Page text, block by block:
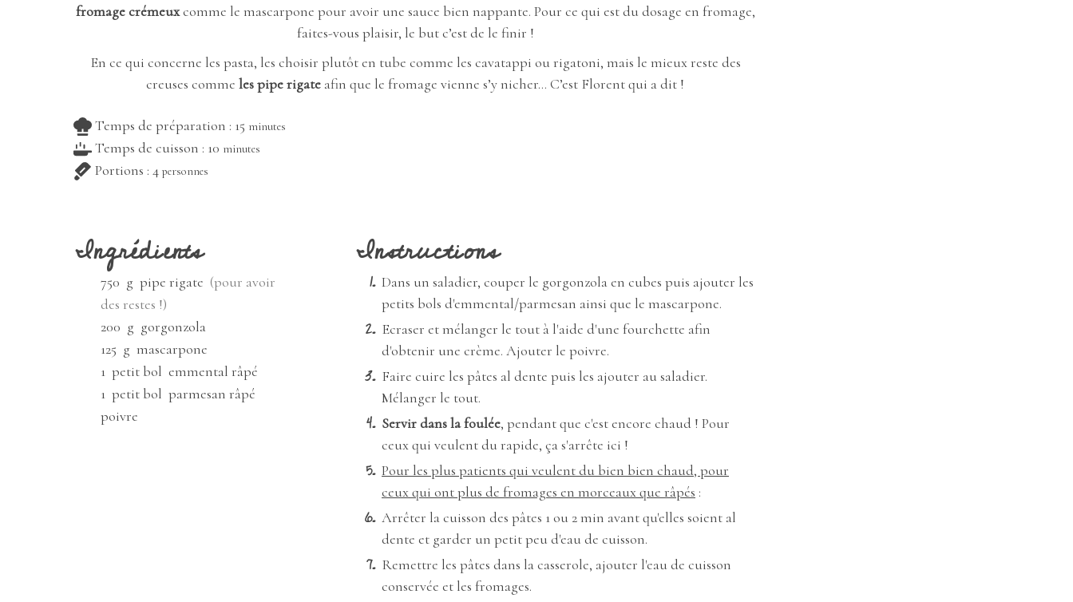
fromage crémeuxcomme le mascarpone pour avoir une sauce bien nappante. Pour ce qui est du dosage en fromage,
faites-vous plaisir, le but c’est de le finir !
En ce qui concerne les pasta, les choisir plutôt en tube comme les cavatappi ou rigatoni, mais le mieux reste des
creuses commeles pipe rigate afin que le fromage vienne s’y nicher… C’est Florent qui a dit !
Temps de préparation : 15 minutes
minutes
Temps de cuisson : 10 minutes
minutes
Portions :4 personnes
Ingrédients
750 g pipe rigate (pour avoir
des restes !)
200 g gorgonzola
125 g mascarpone
1 petit bol emmental râpé
1 petit bol parmesan râpé
poivre
Instructions
Dans un saladier, couper le gorgonzola en cubes puis ajouter les
petits bols d'emmental/parmesan ainsi que le mascarpone.
Ecraser et mélanger le tout à l'aide d'une fourchette afin
d'obtenir une crème. Ajouter le poivre.
Faire cuire les pâtes al dente puis les ajouter au saladier.
Mélanger le tout.
Servir dans la foulée, pendant que c'est encore chaud ! Pour
ceux qui veulent du rapide, ça s'arrête ici !
Pour les plus patients qui veulent du bien bien chaud, pour
ceux qui ont plus de fromages en morceaux que râpés :
Arrêter la cuisson des pâtes 1 ou 2 min avant qu'elles soient al
dente et garder un petit peu d'eau de cuisson.
Remettre les pâtes dans la casserole, ajouter l'eau de cuisson
conservée et les fromages.